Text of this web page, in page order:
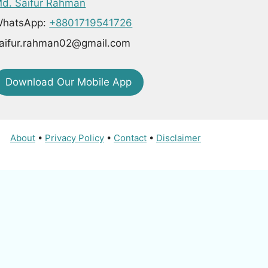
Saifur Rahman
+8801719541726
Download Our Mobile App
About • Privacy Policy • Contact • Disclaimer